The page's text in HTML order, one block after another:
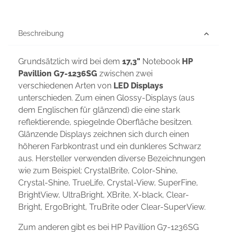
Beschreibung
Grundsätzlich wird bei dem 17,3" Notebook HP
Pavillion G7-1236SG zwischen zwei
verschiedenen Arten von LED Displays
unterschieden. Zum einen Glossy-Displays (aus
dem Englischen für glänzend) die eine stark
reflektierende, spiegelnde Oberfläche besitzen.
Glänzende Displays zeichnen sich durch einen
höheren Farbkontrast und ein dunkleres Schwarz
aus. Hersteller verwenden diverse Bezeichnungen
wie zum Beispiel: CrystalBrite, Color-Shine,
Crystal-Shine, TrueLife, Crystal-View, SuperFine,
BrightView, UltraBright, XBrite, X-black, Clear-
Bright, ErgoBright, TruBrite oder Clear-SuperView.
Zum anderen gibt es bei HP Pavillion G7-1236SG